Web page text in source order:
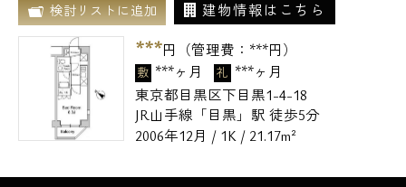
検討リストに追加 建物情報はこちら
***円（管理費： ***円）
敷 ***ヶ月 礼 ***ヶ月
東京都目黒区下目黒1-4-18
JR山手線「目黒」駅 徒歩5分
2006年12月 / 1K / 21.17m²